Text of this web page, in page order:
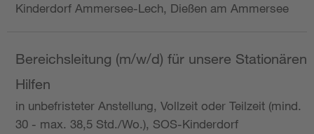
Kinderdorf Ammersee-Lech, Dießen am Ammersee
Bereichsleitung (m/w/d) für unsere Stationären
Hilfen
in unbefristeter Anstellung, Vollzeit oder Teilzeit (mind.
30 - max. 38,5 Std./Wo.), SOS-Kinderdorf